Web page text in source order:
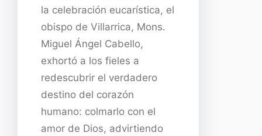
la celebración eucarística, el
obispo de Villarrica, Mons.
Miguel Ángel Cabello,
exhortó a los fieles a
redescubrir el verdadero
destino del corazón
humano: colmarlo con el
amor de Dios, advirtiendo